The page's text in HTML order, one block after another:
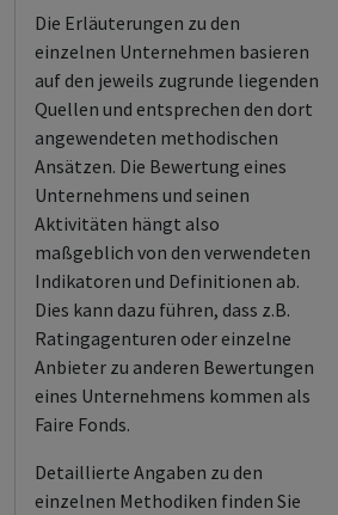
Die Erläuterungen zu den
einzelnen Unternehmen basieren
auf den jeweils zugrunde liegenden
Quellen und entsprechen den dort
angewendeten methodischen
Ansätzen. Die Bewertung eines
Unternehmens und seinen
Aktivitäten hängt also
maßgeblich von den verwendeten
Indikatoren und Definitionen ab.
Dies kann dazu führen, dass z.B.
Ratingagenturen oder einzelne
Anbieter zu anderen Bewertungen
eines Unternehmens kommen als
Faire Fonds.
Detaillierte Angaben zu den
einzelnen Methodiken finden Sie